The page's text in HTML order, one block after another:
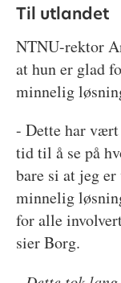
Til utlandet
NTNU-rektor
at hun er glad
minnelig
- Dette har
tid til å se på
bare si at jeg
minnelig
for alle
sier Borg.